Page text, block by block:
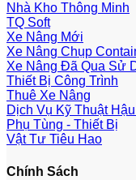
Nhà Kho Thông Minh
TQ Soft
Xe Nâng Mới
Xe Nâng Chụp
Xe Nâng Đã Qua Sử
Thiết Bị Công Trình
Thuê Xe Nâng
Dịch Vụ Kỹ Thuật
Phụ Tùng - Thiết Bị
Vật Tư Tiêu Hao
Chính Sách